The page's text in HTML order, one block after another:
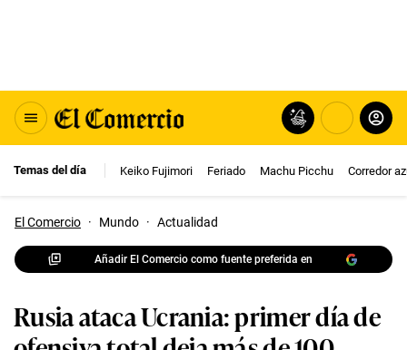
Temas del día Keiko Fujimori Feriado Machu Picchu Corredor
El Comercio · Mundo · Actualidad
Añadir El Comercio como fuente preferida en
Rusia ataca Ucrania: primer día de